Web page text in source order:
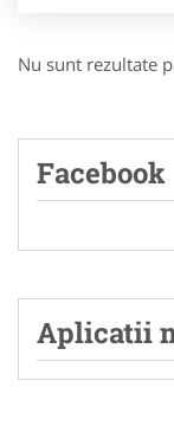
Nu sunt rezultate
Facebook
Aplicatii